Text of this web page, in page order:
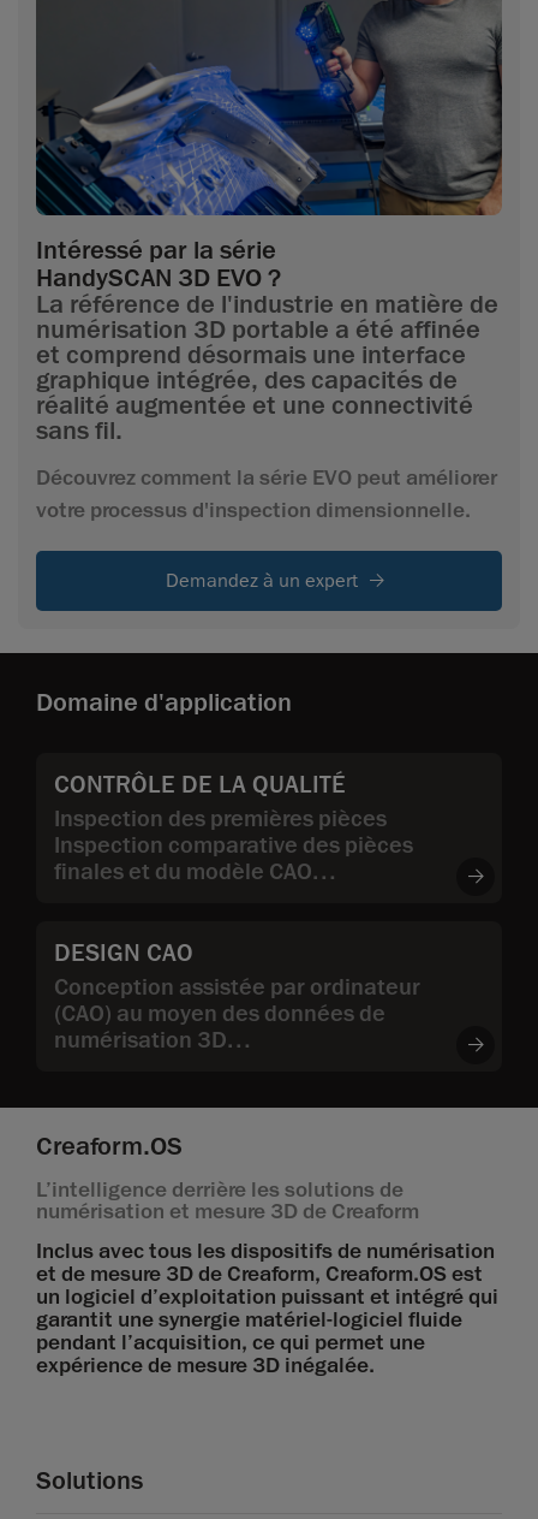
Intéressé par la série
HandySCAN 3D EVO ?
La référence de l'industrie en matière de
numérisation 3D portable a été affinée
et comprend désormais une interface
graphique intégrée, des capacités de
réalité augmentée et une connectivité
sans fil.
Découvrez comment la série EVO peut améliorer
votre processus d'inspection dimensionnelle.
Demandez à un expert
Domaine d'application
CONTRÔLE DE LA QUALITÉ
Inspection des premières pièces
Inspection comparative des pièces
finales et du modèle CAO
DESIGN CAO
Conception assistée par ordinateur
(CAO) au moyen des données de
numérisation 3D
Creaform.OS
L’intelligence derrière les solutions de
numérisation et mesure 3D de Creaform
Inclus avec tous les dispositifs de numérisation
et de mesure 3D de Creaform, Creaform.OS est
un logiciel d’exploitation puissant et intégré qui
garantit une synergie matériel-logiciel fluide
pendant l’acquisition, ce qui permet une
expérience de mesure 3D inégalée.
Solutions